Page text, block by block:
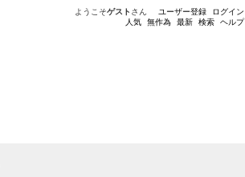
人気 無作為 最新 検索 ヘルプ
ようこそゲスト さん ユーザー登録 ログイン